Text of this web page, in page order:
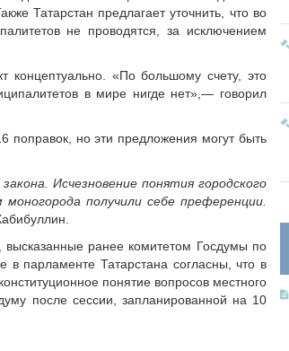
Татарстан предлагает уточнить, что во
не проводятся, за исключением
концептуально. «По большому счету, это
в мире нигде нет»,— говорил
поправок, но эти предложения могут быть
Исчезновение понятия городского
получили себе преференции.
высказанные ранее комитетом Госдумы по
парламенте Татарстана согласны, что в
понятие вопросов местного
после сессии, запланированной на 10